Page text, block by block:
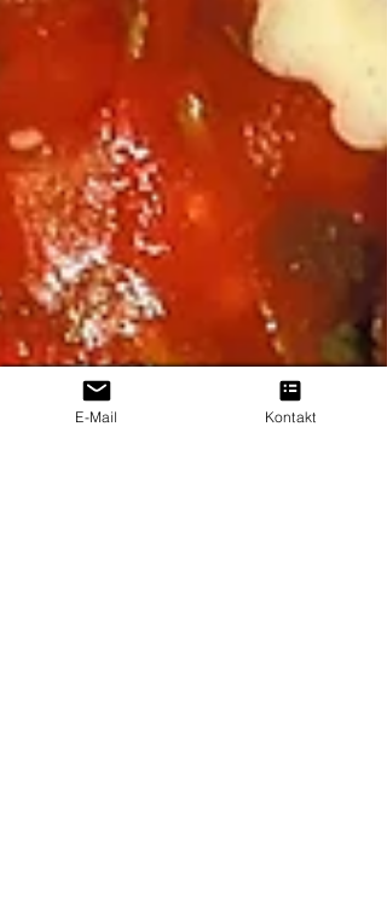
E-Mail Kontakt